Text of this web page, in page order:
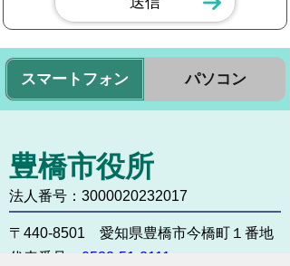
スマートフォン パソコン
豊橋市役所
法人番号：3000020232017
〒440-8501 愛知県豊橋市今橋町１番地
代表番号： 0532-51-2111